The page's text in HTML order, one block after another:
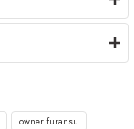
owner furansu